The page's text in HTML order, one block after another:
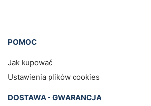
Linki w stopce
POMOC
Jak kupować
Ustawienia plików cookies
DOSTAWA - GWARANCJA